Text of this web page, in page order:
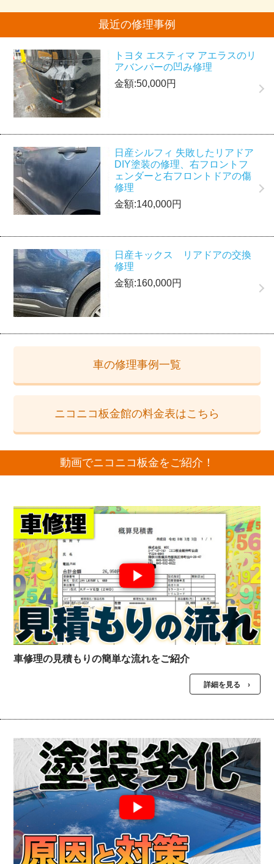
最近の修理事例
トヨタ エスティマ アエラスのリ
アバンパーの凹み修理
金額:50,000円
日産シルフィ 失敗したリアドア
DIY塗装の修理、右フロントフ
ェンダーと右フロントドアの傷
修理
金額:140,000円
日産キックス リアドアの交換
修理
金額:160,000円
車の修理事例一覧
ニコニコ板金館の料金表はこちら
動画でニコニコ板金をご紹介！
車修理の見積もりの簡単な流れをご紹介
詳細を見る ›